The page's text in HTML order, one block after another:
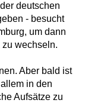
deutschen
- besucht
um dann
wechseln.
Aber bald ist
in den
Aufsätze zu